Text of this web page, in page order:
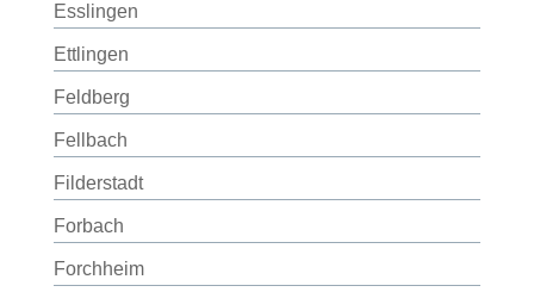
Esslingen
Ettlingen
Feldberg
Fellbach
Filderstadt
Forbach
Forchheim